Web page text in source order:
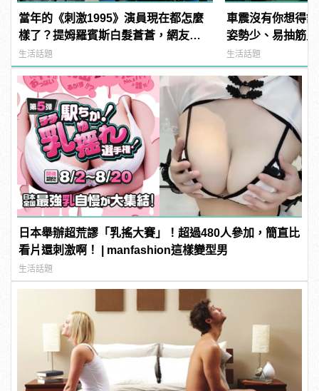
當年的《刺激1995》演員現在都怎麼
樣了？提姆羅賓斯白髮蒼蒼，網友
驚：快認不出來！
生活話題
車震沒有你想得
姿勢少、易抽筋
生活話題
日本舉辦超荒謬「乳搖大賽」！超過480人參加，簡直比
看片還刺激啊！ | manfashion這樣變型男
生活話題